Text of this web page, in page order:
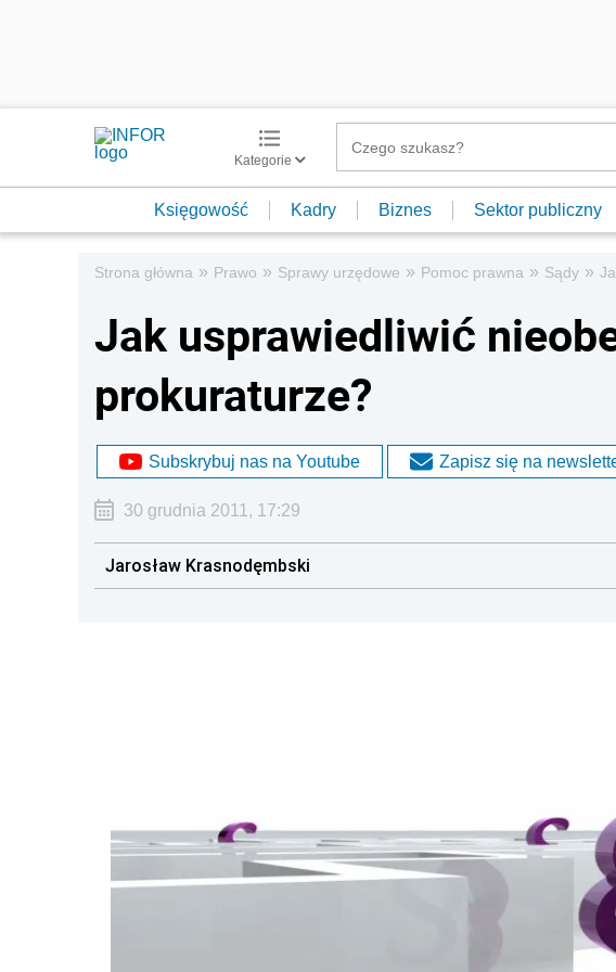
Kategorie
Księgowość Kadry Biznes Sektor publiczny
Strona główna » Prawo » Sprawy urzędowe » Pomoc prawna » Sądy »
Jak usprawiedliwić
prokuraturze?
Subskrybuj nas na Youtube Zapisz się na
30 grudnia 2011, 17:29
Jarosław Krasnodęmbski